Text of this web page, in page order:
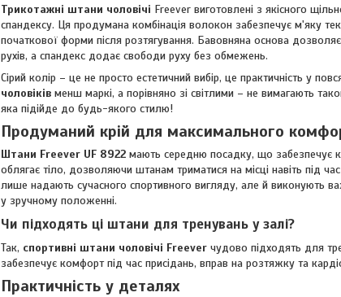
Трикотажні штани чоловічі Freever виготовлені з якісного
спандексу. Ця продумана комбінація волокон забезпечує м'яку
початкової форми після розтягування. Бавовняна основа
рухів, а спандекс додає свободи руху без обмежень.
Сірий колір – це не просто естетичний вибір, це практичність у
чоловіків менш маркі, а порівняно зі світлими – не вимагають
яка підійде до будь-якого стилю!
Продуманий крій для максимального
Штани Freever UF 8922 мають середню посадку, що забезпечує
облягає тіло, дозволяючи штанам триматися на місці навіть під
лише надають сучасного спортивного вигляду, але й виконують
у зручному положенні.
Чи підходять ці штани для тренувань у залі?
Так, спортивні штани чоловічі Freever чудово підходять для
забезпечує комфорт під час присідань, вправ на розтяжку та
Практичність у деталях